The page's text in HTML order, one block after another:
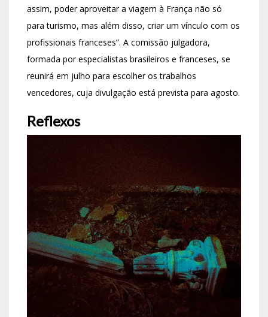
assim, poder aproveitar a viagem à França não só
para turismo, mas além disso, criar um vínculo com os
profissionais franceses”. A comissão julgadora,
formada por especialistas brasileiros e franceses, se
reunirá em julho para escolher os trabalhos
vencedores, cuja divulgação está prevista para agosto.
Reflexos